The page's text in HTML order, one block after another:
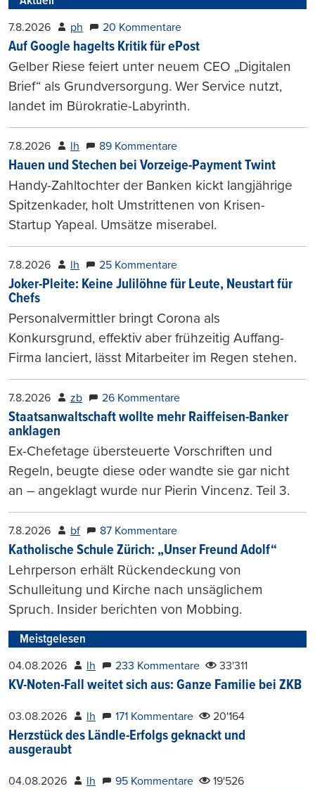
7.8.2026 ph 20 Kommentare
Auf Google hagelts Kritik für ePost
Gelber Riese feiert unter neuem CEO „Digitalen
Brief“ als Grundversorgung. Wer Service nutzt,
landet im Bürokratie-Labyrinth.
7.8.2026 lh 89 Kommentare
Hauen und Stechen bei Vorzeige-Payment Twint
Handy-Zahltochter der Banken kickt langjährige
Spitzenkader, holt Umstrittenen von Krisen-
Startup Yapeal. Umsätze miserabel.
7.8.2026 lh 25 Kommentare
Joker-Pleite: Keine Julilöhne für Leute, Neustart für
Chefs
Personalvermittler bringt Corona als
Konkursgrund, effektiv aber frühzeitig Auffang-
Firma lanciert, lässt Mitarbeiter im Regen stehen.
7.8.2026 zb 26 Kommentare
Staatsanwaltschaft wollte mehr Raiffeisen-Banker
anklagen
Ex-Chefetage übersteuerte Vorschriften und
Regeln, beugte diese oder wandte sie gar nicht
an – angeklagt wurde nur Pierin Vincenz. Teil 3.
7.8.2026 bf 87 Kommentare
Katholische Schule Zürich: „Unser Freund Adolf“
Lehrperson erhält Rückendeckung von
Schulleitung und Kirche nach unsäglichem
Spruch. Insider berichten von Mobbing.
Meistgelesen
04.08.2026 lh 233 Kommentare 33'311
KV-Noten-Fall weitet sich aus: Ganze Familie bei ZKB
03.08.2026 lh 171 Kommentare 20'164
Herzstück des Ländle-Erfolgs geknackt und
ausgeraubt
04.08.2026 lh 95 Kommentare 19'526